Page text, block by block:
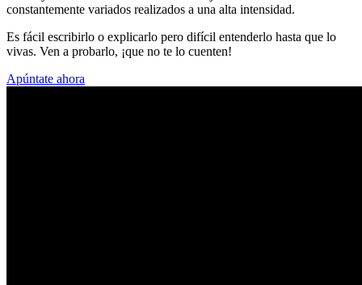
constantemente variados realizados a una alta intensidad.
Es fácil escribirlo o explicarlo pero difícil entenderlo hasta que lo
vivas. Ven a probarlo, ¡que no te lo cuenten!
Apúntate ahora